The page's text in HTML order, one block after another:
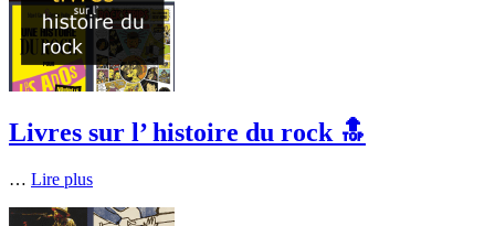
Livres sur l’ histoire du rock 🔝
… Lire plus